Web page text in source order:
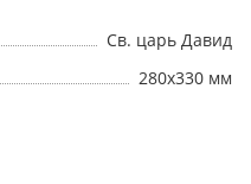
Св. царь Давид
280х330 мм